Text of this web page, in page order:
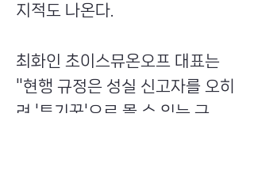
지적도 나온다.
최화인 초이스뮤온오프 대표는
"현행 규정은 성실 신고자를 오히
려 '투기꾼'으로 몰 수 있는 구